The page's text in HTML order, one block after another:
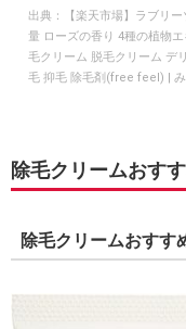
出典：
【楽天市場】ラブリ
量 ローズの香り 4種の植物
毛クリーム 脱毛クリーム デ
毛 抑毛 除毛剤(free feel) | み
除毛クリームおす
除毛クリームおすす